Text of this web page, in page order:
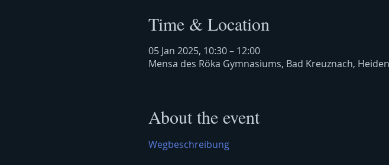
Time & Location
05 Jan 2025, 10:30 – 12:00
Mensa des Röka Gymnasiums, Bad Kreuznach,
About the event
Wegbeschreibung